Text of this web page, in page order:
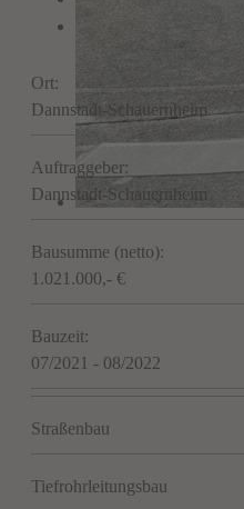
Ort:
Dannstadt-Schauernheim
Auftraggeber:
Dannstadt-Schauernheim
Bausumme (netto):
1.021.000,- €
Bauzeit:
07/2021 - 08/2022
Straßenbau
Tiefrohrleitungsbau